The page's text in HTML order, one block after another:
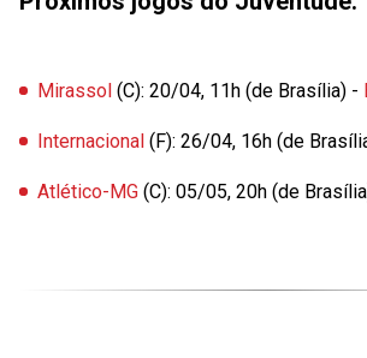
Mirassol (C): 20/04, 11h (de Brasília) -
Internacional (F): 26/04, 16h (de
Atlético-MG (C): 05/05, 20h (de